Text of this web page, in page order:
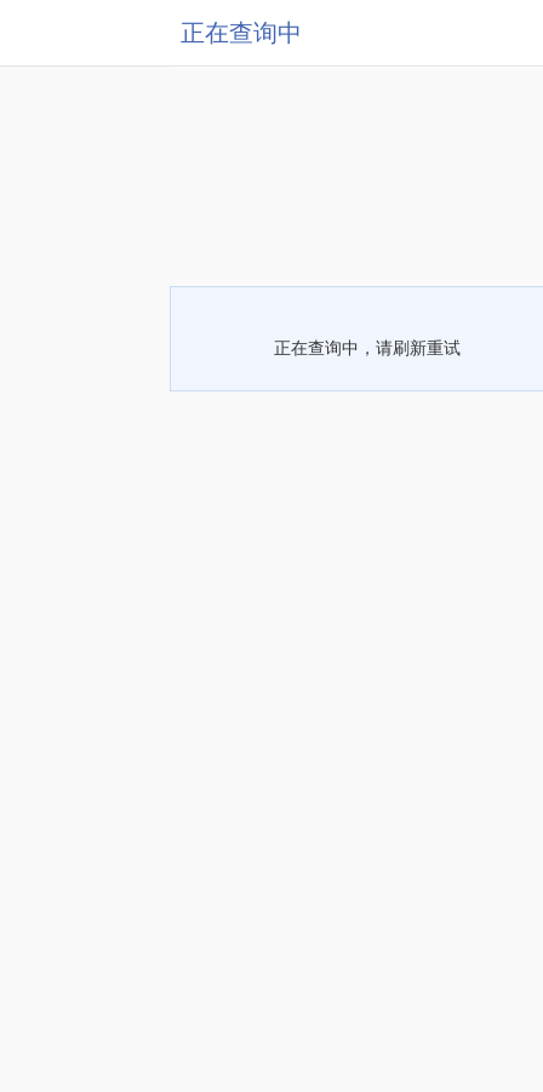
正在查询中
正在查询中，请刷新重试